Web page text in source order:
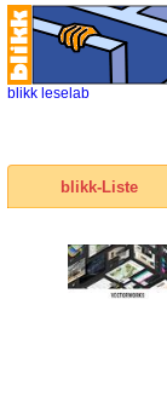
blikk leselab
blikk-Liste